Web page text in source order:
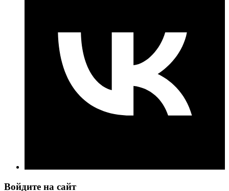
Войдите на сайт